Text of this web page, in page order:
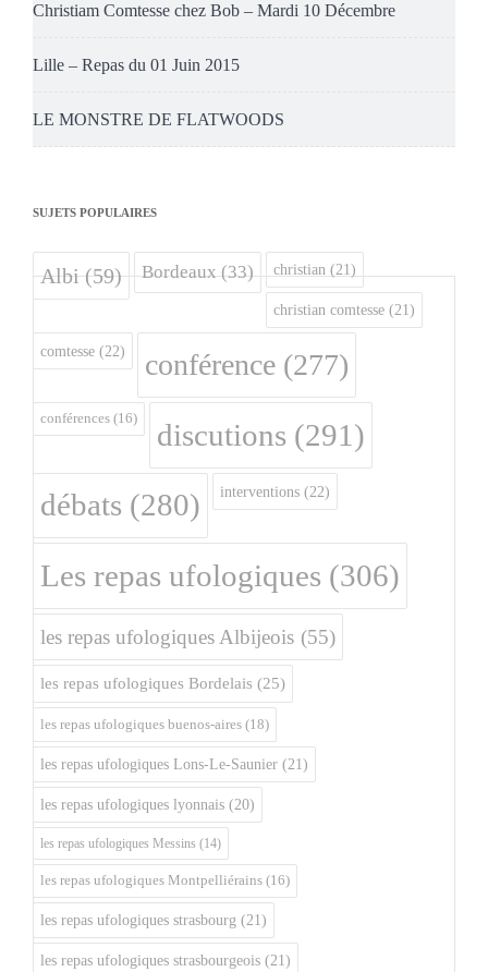
Christiam Comtesse chez Bob – Mardi 10 Décembre
Lille – Repas du 01 Juin 2015
LE MONSTRE DE FLATWOODS
SUJETS POPULAIRES
Albi(59) Bordeaux(33) christian (21)
christian comtesse (21)
comtesse (22) conférence (277)
conférences (16) discutions (291)
débats (280) interventions (22)
Les repas ufologiques (306)
les repas ufologiques Albijeois (55)
les repas ufologiques Bordelais (25)
les repas ufologiques buenos-aires (18)
les repas ufologiques Lons-Le-Saunier (21)
les repas ufologiques lyonnais (20)
les repas ufologiques Messins (14)
les repas ufologiques Montpelliérains (16)
les repas ufologiques strasbourg (21)
les repas ufologiques strasbourgeois (21)